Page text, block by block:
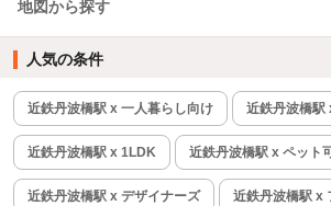
地図から探す
人気の条件
近鉄丹波橋駅 x 一人暮らし向け 近鉄丹波橋駅
近鉄丹波橋駅 x 1LDK 近鉄丹波橋駅 x ペット可
近鉄丹波橋駅 x デザイナーズ 近鉄丹波橋駅 x